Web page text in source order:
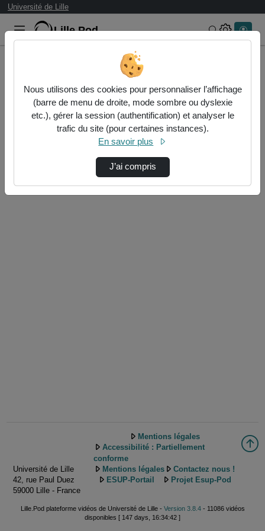
Université de Lille
Lille.Pod Rechercher
Authentification
Authentification CAS Université de Lille
Université de Lille
42, rue Paul Duez
59000 Lille - France
Mentions légales
Accessibilité : Partiellement
conforme
Mentions légales
Contactez nous !
ESUP-Portail
Projet Esup-Pod
Lille.Pod plateforme vidéos de Université de Lille - Version 3.8.4- 11086 vidéos
disponibles [ 147 days, 16:34:42 ]
Nous utilisons des cookies pour personnaliser l’affichage
(barre de menu de droite, mode sombre ou dyslexie
etc.), gérer la session (authentification) et analyser le
trafic du site (pour certaines instances).
En savoir plus
J’ai compris